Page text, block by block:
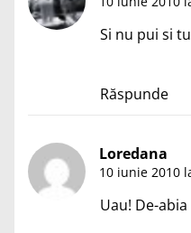
Si nu pui si
Răspunde
Loredana
10 iunie 2010
Uau! De-